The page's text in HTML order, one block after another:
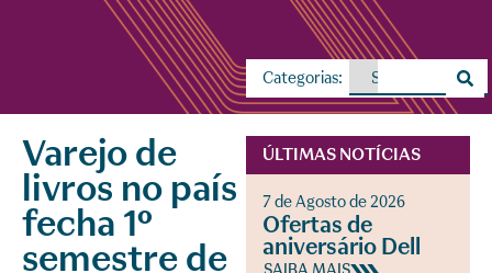
Categorias:
Varejo de
livros no país
fecha 1º
semestre de
ÚLTIMAS NOTÍCIAS
7 de Agosto de 2026
Ofertas de
aniversário Dell